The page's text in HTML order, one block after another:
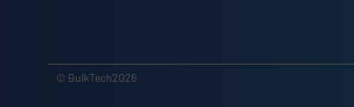
© BulkTech2026